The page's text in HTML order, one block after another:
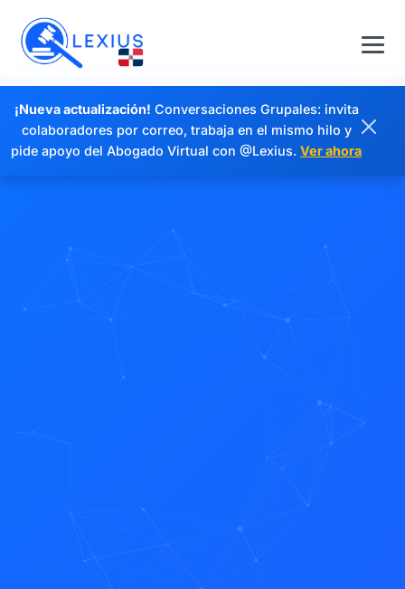
¡Nueva actualización! Conversaciones Grupales: invita
colaboradores por correo, trabaja en el mismo hilo y
pide apoyo del Abogado Virtual con @Lexius. Ver ahora